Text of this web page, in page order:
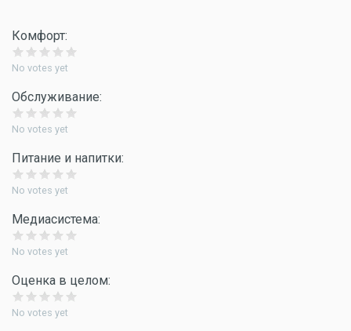
Комфорт:
No votes yet
Обслуживание:
No votes yet
Питание и напитки:
No votes yet
Медиасистема:
No votes yet
Оценка в целом:
No votes yet